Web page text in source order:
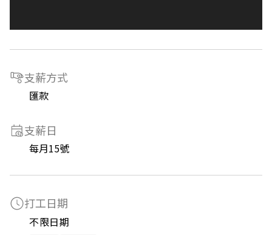
支薪方式
匯款
支薪日
每月15號
打工日期
不限日期